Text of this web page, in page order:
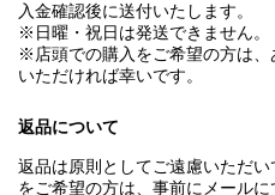
入金確認後に送付いたします。
※日曜・祝日は発送できません。
※店頭での購入をご希望の方は
いただければ幸いです。
返品について
返品は原則としてご遠慮いただ
をご希望の方は、事前にメールに